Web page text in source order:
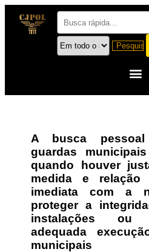
A busca
guardas
quando houver
medida e
imediata com a
proteger a
instalações ou
adequada
municipais